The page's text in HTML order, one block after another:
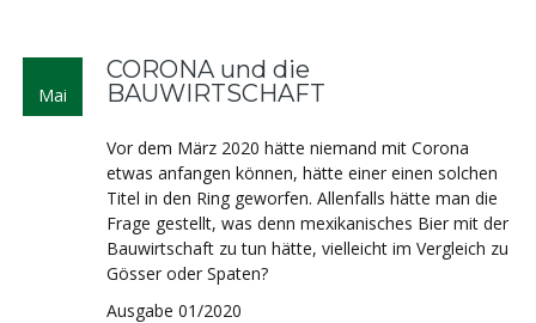
Mai
CORONA und die
BAUWIRTSCHAFT
Vor dem März 2020 hätte niemand mit Corona
etwas anfangen können, hätte einer einen solchen
Titel in den Ring geworfen. Allenfalls hätte man die
Frage gestellt, was denn mexikanisches Bier mit der
Bauwirtschaft zu tun hätte, vielleicht im Vergleich zu
Gösser oder Spaten?
Ausgabe 01/2020